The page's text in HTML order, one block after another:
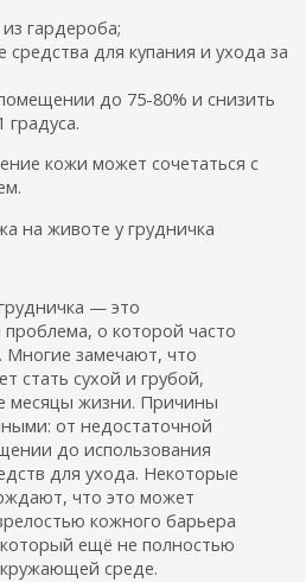
гардероба;
для купания и ухода за
до 75-80% и снизить
градуса.
кожи может сочетаться с
— это
о которой часто
Многие замечают, что
стать сухой и грубой,
месяцы жизни. Причины
от недостаточной
до использования
для ухода. Некоторые
что это может
кожного барьера
ещё не полностью
среде.